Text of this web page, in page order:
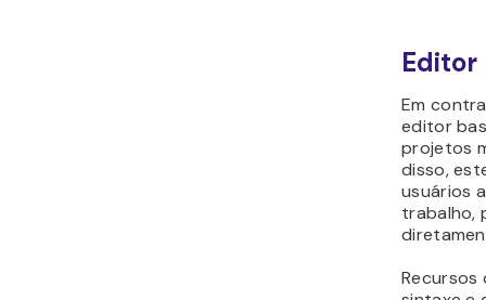
Editor
Em
editor
projetos
disso,
usuários
trabalho,